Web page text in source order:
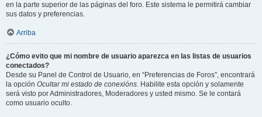
en la parte superior de las páginas del foro. Este sistema le permitirá cambiar
sus datos y preferencias.
Arriba
¿Cómo evito que mi nombre de usuario aparezca en las listas de usuarios
conectados?
Desde su Panel de Control de Usuario, en “Preferencias de Foros”, encontrará
la opción Ocultar mi estado de conexións. Habilite esta opción y solamente
será visto por Administradores, Moderadores y usted mismo. Se le contará
como usuario oculto.